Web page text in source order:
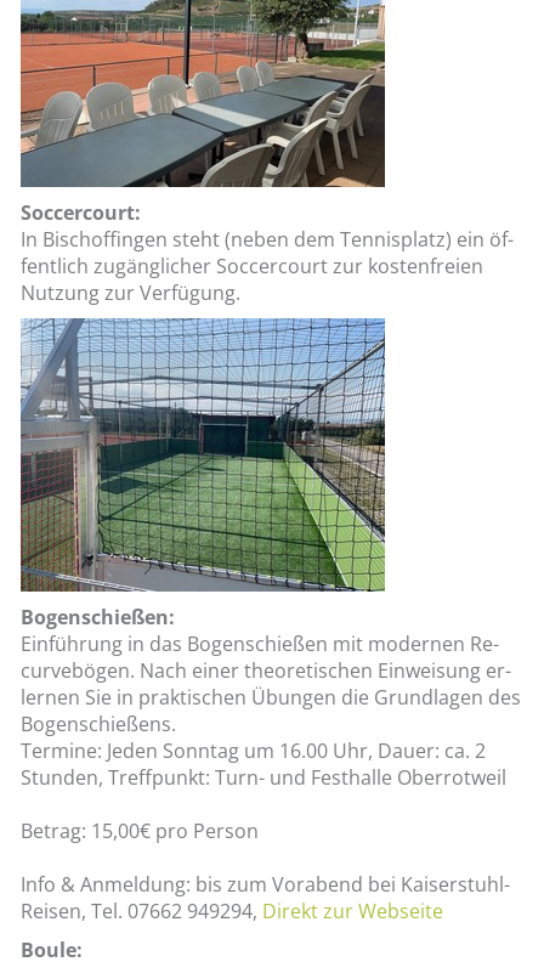
Soc­cer­court:
In Bi­sch­off­in­gen steht (neben dem Ten­nis­platz) ein öf­
fent­lich zu­gäng­li­cher Soc­cer­court zur kos­ten­frei­en
Nut­zung zur Ver­fü­gung.
Bo­gen­schie­ßen:
Ein­füh­rung in das Bo­gen­schie­ßen mit mo­der­nen Re­
cur­ve­bö­gen. Nach einer theo­re­ti­schen Ein­wei­sung er­
ler­nen Sie in prak­ti­schen Übun­gen die Grund­la­gen des
Bo­gen­schie­ßens.
Ter­mi­ne: Jeden Sonn­tag um 16.00 Uhr, Dauer: ca. 2
Stun­den, Treff­punkt: Turn- und Fest­hal­le Ober­rot­weil
Be­trag: 15,00€ pro Per­son
Info & An­mel­dung: bis zum Vor­abend bei Kai­ser­stuhl-
Rei­sen, Tel. 07662 949294, Di­rekt zur Web­sei­te
Boule: